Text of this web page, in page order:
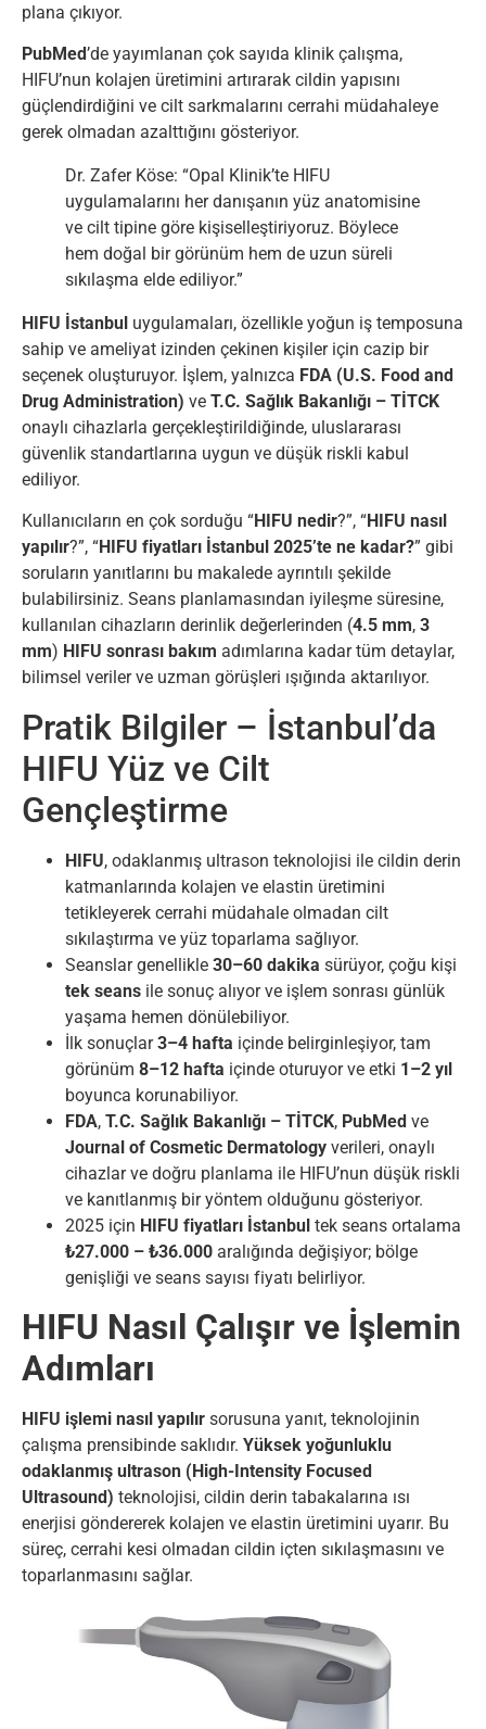
plana çıkıyor.
PubMed’de yayımlanan çok sayıda klinik çalışma,
HIFU’nun kolajen üretimini artırarak cildin yapısını
güçlendirdiğini ve cilt sarkmalarını cerrahi müdahaleye
gerek olmadan azalttığını gösteriyor.
Dr. Zafer Köse: “Opal Klinik’te HIFU
uygulamalarını her danışanın yüz anatomisine
ve cilt tipine göre kişiselleştiriyoruz. Böylece
hem doğal bir görünüm hem de uzun süreli
sıkılaşma elde ediliyor.”
HIFU İstanbul uygulamaları, özellikle yoğun iş temposuna
sahip ve ameliyat izinden çekinen kişiler için cazip bir
seçenek oluşturuyor. İşlem, yalnızca FDA (U.S. Food and
Drug Administration) ve T.C. Sağlık Bakanlığı – TİTCK
onaylı cihazlarla gerçekleştirildiğinde, uluslararası
güvenlik standartlarına uygun ve düşük riskli kabul
ediliyor.
Kullanıcıların en çok sorduğu “HIFU nedir?”, “HIFU nasıl
yapılır?”, “HIFU fiyatları İstanbul 2025’te ne kadar?” gibi
soruların yanıtlarını bu makalede ayrıntılı şekilde
bulabilirsiniz. Seans planlamasından iyileşme süresine,
kullanılan cihazların derinlik değerlerinden (4.5 mm, 3
mm) HIFU sonrası bakım adımlarına kadar tüm detaylar,
bilimsel veriler ve uzman görüşleri ışığında aktarılıyor.
Pratik Bilgiler – İstanbul’da
HIFU Yüz ve Cilt
Gençleştirme
HIFU, odaklanmış ultrason teknolojisi ile cildin derin
katmanlarında kolajen ve elastin üretimini
tetikleyerek cerrahi müdahale olmadan cilt
sıkılaştırma ve yüz toparlama sağlıyor.
Seanslar genellikle 30–60 dakika sürüyor, çoğu kişi
tek seans ile sonuç alıyor ve işlem sonrası günlük
yaşama hemen dönülebiliyor.
İlk sonuçlar3–4 hafta içinde belirginleşiyor, tam
görünüm 8–12 hafta içinde oturuyor ve etki 1–2 yıl
boyunca korunabiliyor.
FDA, T.C. Sağlık Bakanlığı – TİTCK, PubMed ve
Journal of Cosmetic Dermatology verileri, onaylı
cihazlar ve doğru planlama ile HIFU’nun düşük riskli
ve kanıtlanmış bir yöntem olduğunu gösteriyor.
2025 için HIFU fiyatları İstanbul tek seans ortalama
₺27.000 – ₺36.000 aralığında değişiyor; bölge
genişliği ve seans sayısı fiyatı belirliyor.
HIFU Nasıl Çalışır ve İşlemin
Adımları
HIFU işlemi nasıl yapılır sorusuna yanıt, teknolojinin
çalışma prensibinde saklıdır. Yüksek yoğunluklu
odaklanmış ultrason (High-Intensity Focused
Ultrasound) teknolojisi, cildin derin tabakalarına ısı
enerjisi göndererek kolajen ve elastin üretimini uyarır. Bu
süreç, cerrahi kesi olmadan cildin içten sıkılaşmasını ve
toparlanmasını sağlar.